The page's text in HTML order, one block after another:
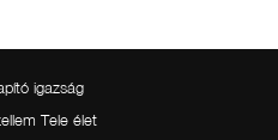
igazság
Tele élet